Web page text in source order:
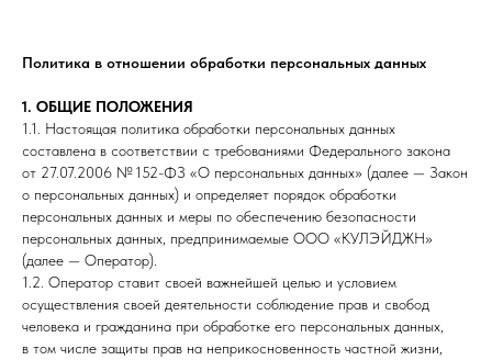
Политика в отношении обработки персональных данных
1. ОБЩИЕ ПОЛОЖЕНИЯ
1.1. Настоящая политика обработки персональных данных
составлена в соответствии с требованиями Федерального закона
от 27.07.2006 № 152-ФЗ «О персональных данных» (далее — Закон
о персональных данных) и определяет порядок обработки
персональных данных и меры по обеспечению безопасности
персональных данных, предпринимаемые ООО «КУЛЭЙДЖН»
(далее — Оператор).
1.2. Оператор ставит своей важнейшей целью и условием
осуществления своей деятельности соблюдение прав и свобод
человека и гражданина при обработке его персональных данных,
в том числе защиты прав на неприкосновенность частной жизни,